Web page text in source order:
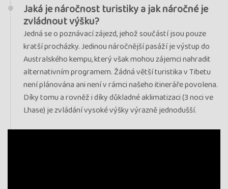
Jaká je náročnost turistiky a jak náročné je
zvládnout výšku?
Jedná se o poznávací zájezd, jehož součástí jsou pouze
kratší procházky. Jedinou náročnější pasáží je výstup do
Australského kempu, který však mohou zájemci nahradit
alternativním programem. Žádná větší turistika v Tibetu
není plánována ani není v rámci našeho itineráře povolena.
Díky tomu a rovněž i díky důkladné aklimatizaci (3 noci ve
Lhase) je zvládání vysoké výšky výrazně jednodušší.